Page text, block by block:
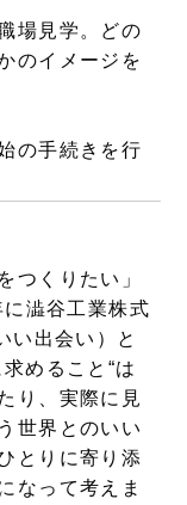
場見学。どの
のイメージを
の手続きを行
つくりたい」
澁谷工業株式
い出会い）と
めること“は
り、実際に見
世界とのいい
とりに寄り添
なって考えま